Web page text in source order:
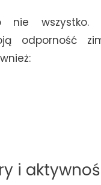
nie wszystko.
odporność
i